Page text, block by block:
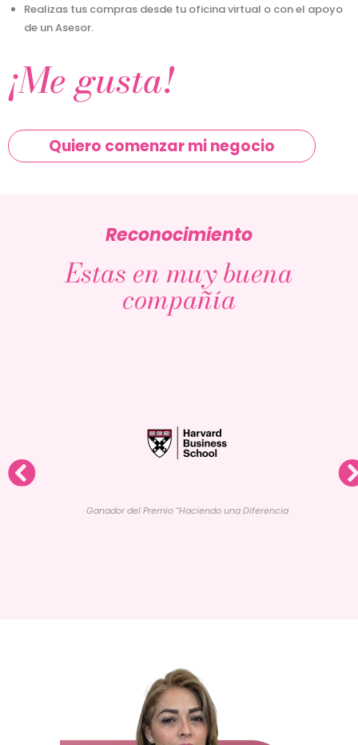
Realizas tus compras desde tu oficina virtual o con el apoyo
de un Asesor.
¡Me gusta!
Quiero comenzar mi negocio
Reconocimiento
Estas en muy buena
compañía
Ganador del Premio “Haciendo una Diferencia